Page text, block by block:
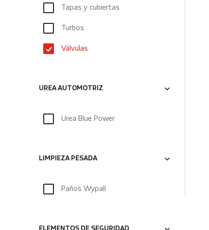
Tapas y cubiertas
Turbos
Válvulas
UREA AUTOMOTRIZ
Urea Blue Power
LIMPIEZA PESADA
Paños Wypall